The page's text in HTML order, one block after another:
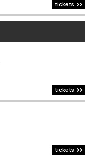
tickets
tickets
tickets